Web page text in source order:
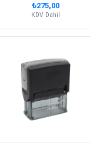
₺275,00
KDV Dahil